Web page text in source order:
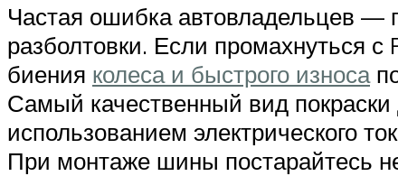
Частая ошибка автовладельцев —
разболтовки. Если промахнуться с
биения колеса и быстрого износа
Самый качественный вид
использованием электрического
При монтаже шины постарайтесь